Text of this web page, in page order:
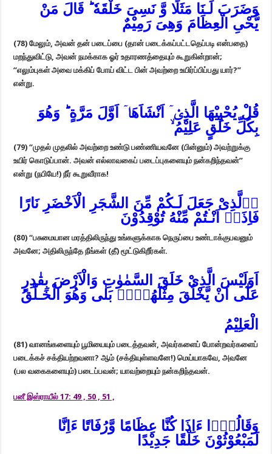
وَضَرَبَ لَـنَا مَثَلًا وَّ نَسِىَ خَلْقَهٗ‌ ؕ قَالَ مَنْ
يُّحْىِ الْعِظَامَ وَهِىَ رَمِيْمٌ‏
(78)மேலும், அவன் தன் படைப்பை (தான் படைக்கப்பட்டதெப்படி என்பதை)
மறந்துவிட்டு, அவன் நமக்காக ஓர் உதாரணத்தையும் கூறுகின்றான்;
“எலும்புகள் அவை மக்கிப் போய் விட்ட பின் அவற்றை உயிர்ப்பிப்பது யார்?”
என்று.
قُلْ يُحْيِيْهَا الَّذِىْۤ اَنْشَاَهَاۤ اَوَّلَ مَرَّةٍ‌ ؕ وَهُوَ
بِكُلِّ خَلْقٍ عَلِيْمُ ۙ‏
(79)“முதல் முதலில் அவற்றை உண்டு பண்ணியவனே (பின்னும்) அவற்றுக்கு
உயிர் கொடுப்பான். அவன் எல்லாவகைப் படைப்புகளையும் நன்கறிந்தவன்”
என்று (நபியே!) நீர் கூறுவீராக!
اۨلَّذِىْ جَعَلَ لَـكُمْ مِّنَ الشَّجَرِ الْاَخْضَرِ نَارًا
فَاِذَاۤ اَنْـتُمْ مِّنْهُ تُوْقِدُوْنَ‏
(80) “பசுமையான மரத்திலிருந்து உங்களுக்காக நெருப்பை உண்டாக்குபவனும்
அவனே; அதிலிருந்தே நீங்கள் (தீ) மூட்டுகிறீர்கள்.
اَوَلَيْسَ الَّذِىْ خَلَقَ السَّمٰوٰتِ وَالْاَرْضَ بِقٰدِرٍ
عَلٰٓى اَنْ يَّخْلُقَ مِثْلَهُمْؔؕ بَلٰی وَهُوَ الْخَـلّٰقُ
الْعَلِيْمُ‏
(81)வானங்களையும் பூமியையும் படைத்தவன், அவர்களைப் போன்றவர்களைப்
படைக்கச் சக்தியற்றவனா? ஆம் (சக்தியுள்ளவனே!) மெய்யாகவே, அவனே
(பல வகைகளையும்) படைப்பவன்; யாவற்றையும் நன்கறிந்தவன்.
பனீ இஸ்ராயீல் 17: 49 , 50 , 51 ,
وَقَالُوْۤا ءَاِذَا كُنَّا عِظَامًا وَّرُفَاتًا ءَاِنَّا
لَمَبْعُوْثُوْنَ خَلْقًا جَدِيْدًا‏